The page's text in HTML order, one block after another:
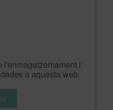
l'enmagatzemament i
a aquesta web.